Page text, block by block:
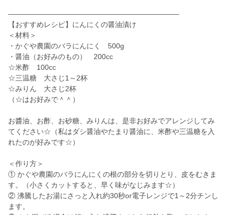
――――――――――――――――――――――――
【おすすめレシピ】にんにくの醤油漬け
＜材料＞
・かぐや農園のバラにんにく 500g
・醤油（お好みのもの） 200cc
☆米酢 100cc
☆三温糖 大さじ1～2杯
☆みりん 大さじ2杯
（☆はお好みで＾＾）
お醬油、お酢、お砂糖、みりんは、是非お好みでアレンジしてみ
てください☆（私はダシ醤油やたまり醤油に、米酢や三温糖を入
れたのが好みです☆）
＜作り方＞
① かぐや農園のバラにんにくの根の部分を切りとり、皮をむきま
す。（小さくカットすると、早く味がなじみます☆）
② 沸騰したお湯にさっと入れ約30秒or電子レンジで1～2分チンし
ます。